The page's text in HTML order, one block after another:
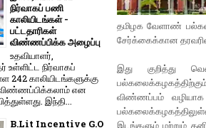
தமிழக வேளாண்
சேர்க்கைக்கான
இது குறித்து
விண்ணப்பம்
இடங்களும் மற்றும்
நிர்வாகப் பணி
காலியிடங்கள் -
பட்டதாரிகள்
விண்ணப்பிக்க அழைப்பு
உதவியாளர்,
உள்ளிட்ட நிர்வாகப்
242 காலியிடங்களுக்கு
விண்ணப்பிக்கலாம் என
இந்தி...
B.Lit Incentive G.O